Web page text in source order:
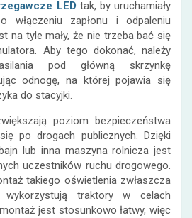
LED tak, by uruchamiały
włączeniu zapłonu i odpaleniu
na tyle mały, że nie trzeba bać się
Aby tego dokonać, należy
pod główną skrzynkę
odnogę, na której pojawia się
do stacyjki.
poziom bezpieczeństwa
po drogach publicznych. Dzięki
lub inna maszyna rolnicza jest
uczestników ruchu drogowego.
takiego oświetlenia zwłaszcza
traktory w celach
jest stosunkowo łatwy, więc